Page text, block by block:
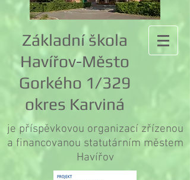
Základní škola
Havířov-Město
Gorkého 1/329
okres Karviná
je příspěvkovou organizací zřízenou
a financovanou statutárním městem
Havířov